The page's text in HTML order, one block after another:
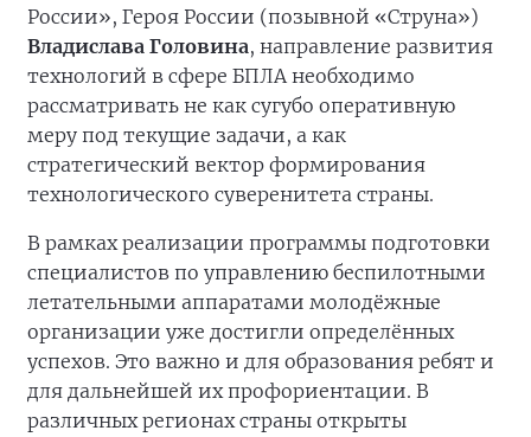
России», Героя России (позывной «Струна»)
Владислава Головина, направление развития
технологий в сфере БПЛА необходимо
рассматривать не как сугубо оперативную
меру под текущие задачи, а как
стратегический вектор формирования
технологического суверенитета страны.
В рамках реализации программы подготовки
специалистов по управлению беспилотными
летательными аппаратами молодёжные
организации уже достигли определённых
успехов. Это важно и для образования ребят и
для дальнейшей их профориентации. В
различных регионах страны открыты